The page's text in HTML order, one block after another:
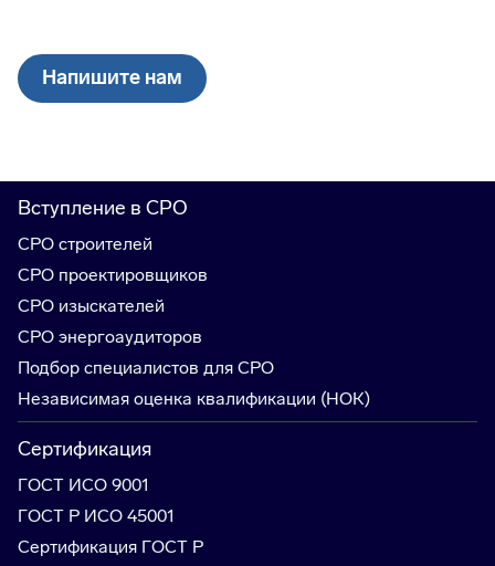
Напишите нам
Вступление в СРО
СРО строителей
СРО проектировщиков
СРО изыскателей
СРО энергоаудиторов
Подбор специалистов для СРО
Независимая оценка квалификации (НОК)
Сертификация
ГОСТ ИСО 9001
ГОСТ Р ИСО 45001
Сертификация ГОСТ Р